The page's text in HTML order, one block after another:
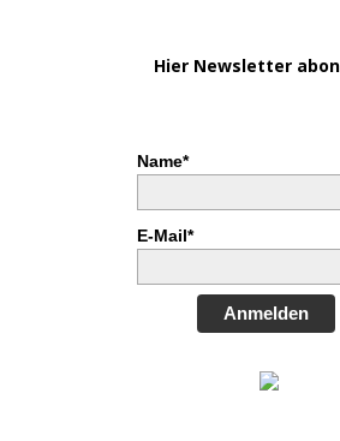
Hier Newsletter
Name*
E-Mail*
Anmelden